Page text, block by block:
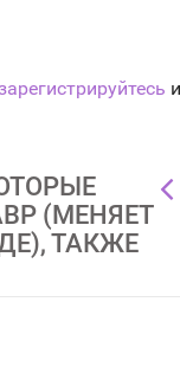
зарегистрируйтесь
(МЕНЯЕТ
ТАКЖЕ